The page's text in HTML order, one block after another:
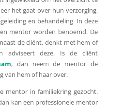
het gaat over hun verzorging,
en behandeling. In deze
mentor worden benoemd. De
de cliënt, denkt met hem of
adviseert deze. Is de cliënt
, dan neem de mentor de
van hem of haar over.
mentor in familiekring gezocht.
kan een professionele mentor